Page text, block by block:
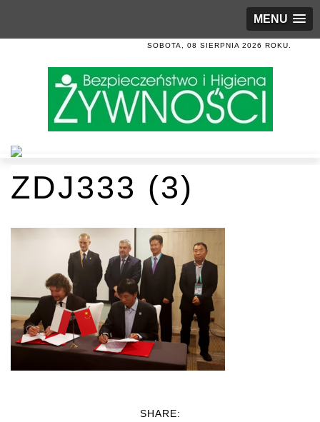
MENU
SOBOTA, 08 SIERPNIA 2026 ROKU.
ZDJ333 (3)
SHARE: